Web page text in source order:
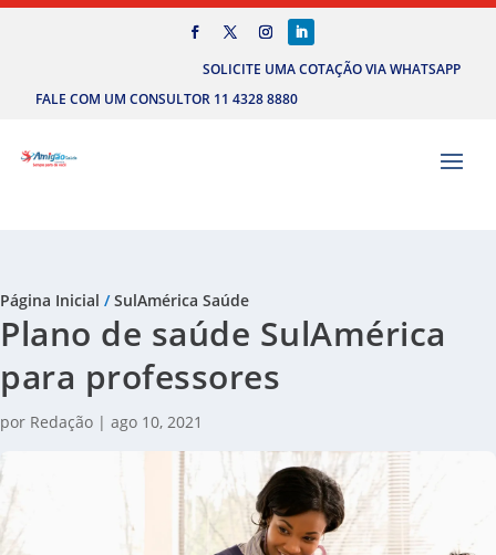
SOLICITE UMA COTAÇÃO VIA WHATSAPP
FALE COM UM CONSULTOR 11 4328 8880
Página Inicial /SulAmérica Saúde
Plano de saúde SulAmérica
para professores
por Redação | ago 10, 2021